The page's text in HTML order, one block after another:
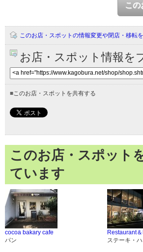
この
このお店・スポットの情報変更や閉店・移転
お店・スポット情報を
■ このお店・スポットを共有する
このお店・スポット
ています
cocoa bakary cafe
パン
Restaurant
ステーキ・